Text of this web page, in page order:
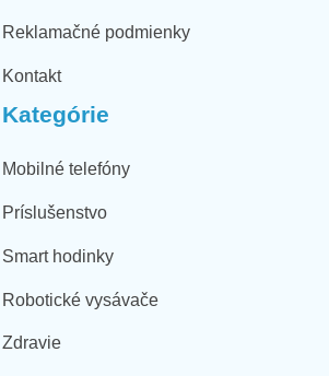
Reklamačné podmienky
Kontakt
Kategórie
Mobilné telefóny
Príslušenstvo
Smart hodinky
Robotické vysávače
Zdravie